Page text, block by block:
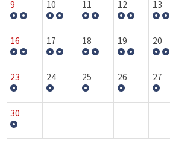
9 10 11 12 13
16 17 18 19 20
23 24 25 26 27
30